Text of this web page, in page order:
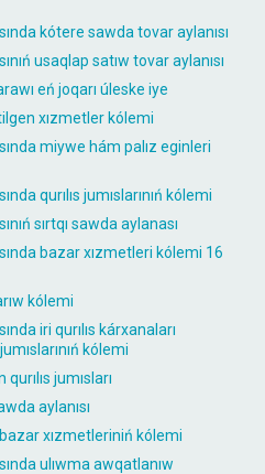
kótere sawda tovar aylanısı
usaqlap satıw tovar aylanısı
eń joqarı úleske iye
xızmetler kólemi
miywe hám palız eginleri
qurılıs jumıslarınıń kólemi
sırtqı sawda aylanası
bazar xızmetleri kólemi 16
kólemi
iri qurılıs kárxanaları
kólemi
jumısları
aylanısı
xızmetleriniń kólemi
ulıwma awqatlanıw